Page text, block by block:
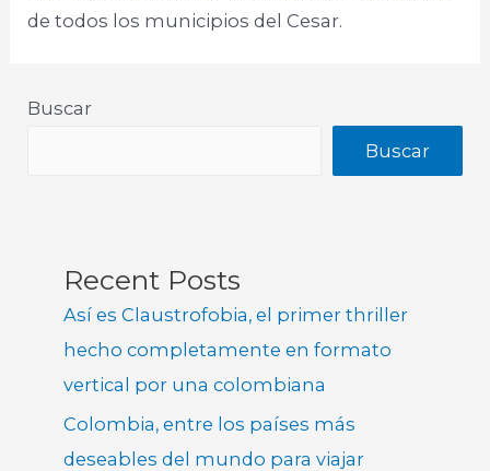
de todos los municipios del Cesar.
Buscar
Buscar
Recent Posts
Así es Claustrofobia, el primer thriller
hecho completamente en formato
vertical por una colombiana
Colombia, entre los países más
deseables del mundo para viajar